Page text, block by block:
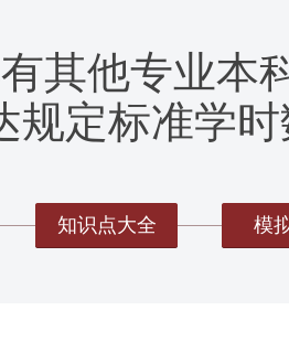
他专业本科
规定标准学
知识点大全 模